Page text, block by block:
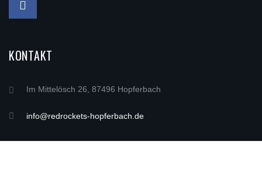
KONTAKT
Im Mittelösch 26, 87496 Hopferbach
info@redrockets-hopferbach.de